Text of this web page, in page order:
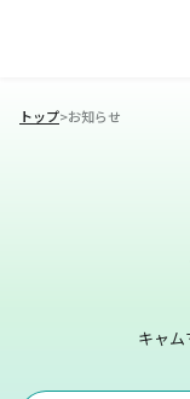
トップ>お知らせ
キャム